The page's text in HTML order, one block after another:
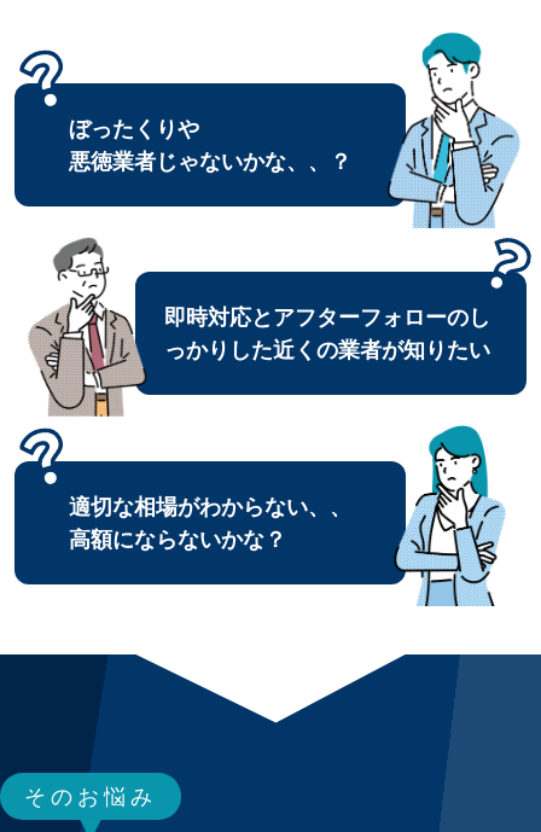
ぼったくりや
悪徳業者じゃないかな、、？
即時対応とアフターフォローのし
っかりした近くの業者が知りたい
適切な相場がわからない、、
高額にならないかな？
そのお悩み